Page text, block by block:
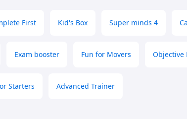
First Kid's Box Super minds 4
Exam booster Fun for Movers Objective
Starters Advanced Trainer